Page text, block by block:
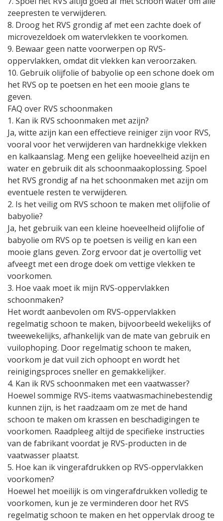
zeepresten te verwijderen.
8. Droog het RVS grondig af met een zachte doek of
microvezeldoek om watervlekken te voorkomen.
9. Bewaar geen natte voorwerpen op RVS-
oppervlakken, omdat dit vlekken kan veroorzaken.
10. Gebruik olijfolie of babyolie op een schone doek om
het RVS op te poetsen en het een mooie glans te
geven.
FAQ over RVS schoonmaken
1. Kan ik RVS schoonmaken met azijn?
Ja, witte azijn kan een effectieve reiniger zijn voor RVS,
vooral voor het verwijderen van hardnekkige vlekken
en kalkaanslag. Meng een gelijke hoeveelheid azijn en
water en gebruik dit als schoonmaakoplossing. Spoel
het RVS grondig af na het schoonmaken met azijn om
eventuele resten te verwijderen.
2. Is het veilig om RVS schoon te maken met olijfolie of
babyolie?
Ja, het gebruik van een kleine hoeveelheid olijfolie of
babyolie om RVS op te poetsen is veilig en kan een
mooie glans geven. Zorg ervoor dat je overtollig vet
afveegt met een droge doek om vettige vlekken te
voorkomen.
3. Hoe vaak moet ik mijn RVS-oppervlakken
schoonmaken?
Het wordt aanbevolen om RVS-oppervlakken
regelmatig schoon te maken, bijvoorbeeld wekelijks of
tweewekelijks, afhankelijk van de mate van gebruik en
vuilophoping. Door regelmatig schoon te maken,
voorkom je dat vuil zich ophoopt en wordt het
reinigingsproces sneller en gemakkelijker.
4. Kan ik RVS schoonmaken met een vaatwasser?
Hoewel sommige RVS-items vaatwasmachinebestendig
kunnen zijn, is het raadzaam om ze met de hand
schoon te maken om krassen en beschadigingen te
voorkomen. Raadpleeg altijd de specifieke instructies
van de fabrikant voordat je RVS-producten in de
vaatwasser plaatst.
5. Hoe kan ik vingerafdrukken op RVS-oppervlakken
voorkomen?
Hoewel het moeilijk is om vingerafdrukken volledig te
voorkomen, kun je ze verminderen door het RVS
regelmatig schoon te maken en het oppervlak droog te